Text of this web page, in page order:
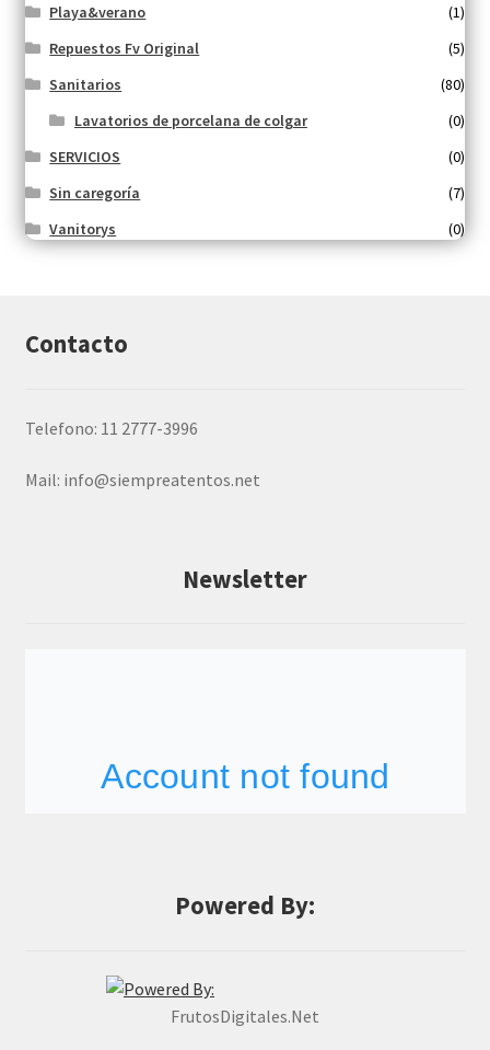
Playa&verano
(1)
Repuestos Fv Original
(5)
Sanitarios
(80)
Lavatorios de porcelana de colgar
(0)
SERVICIOS
(0)
Sin caregoría
(7)
Vanitorys
(0)
Contacto
Telefono: 11 2777-3996
Mail: info@siempreatentos.net
Newsletter
Powered By:
FrutosDigitales.Net